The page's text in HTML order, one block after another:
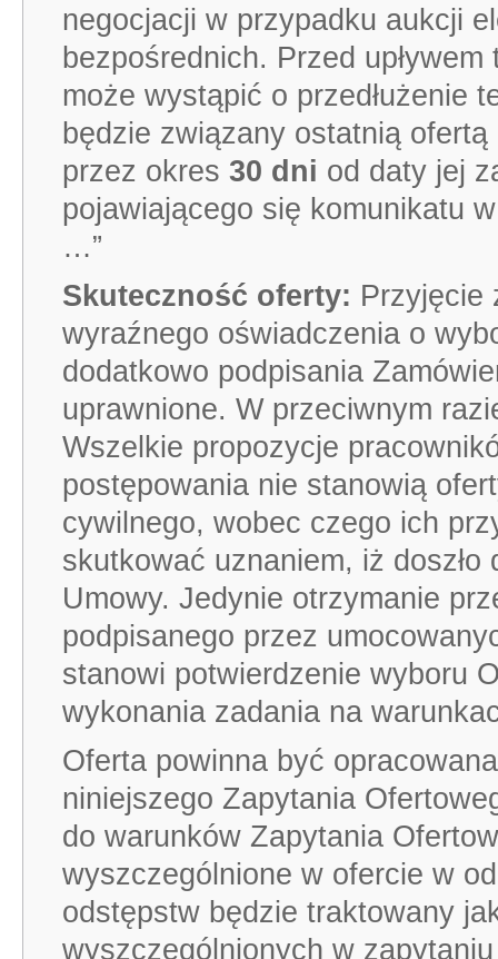
negocjacji w przypadku aukcji
bezpośrednich. Przed
może wystąpić o przedłużenie
będzie związany ostatnią
przez okres 30 dni od daty jej
pojawiającego się komunikatu
…”
Skuteczność oferty: Przyjęcie
wyraźnego oświadczenia o
dodatkowo podpisania
uprawnione. W przeciwnym
Wszelkie propozycje
postępowania nie stanowią
cywilnego, wobec czego ich
skutkować uznaniem, iż doszło
Umowy. Jedynie otrzymanie
podpisanego przez
stanowi potwierdzenie wyboru
wykonania zadania na
Oferta powinna być
niniejszego Zapytania
do warunków Zapytania
wyszczególnione w ofercie w
odstępstw będzie traktowany
wyszczególnionych w